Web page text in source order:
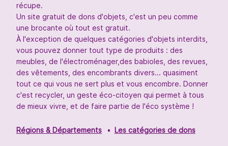
récupe.
Un site gratuit de dons d'objets, c'est un peu comme
une brocante où tout est gratuit.
À l'exception de quelques catégories d'objets interdits,
vous pouvez donner tout type de produits : des
meubles, de l'électroménager,des babioles, des revues,
des vêtements, des encombrants divers... quasiment
tout ce qui vous ne sert plus et vous encombre. Donner
c'est recycler, un geste éco-citoyen qui permet à tous
de mieux vivre, et de faire partie de l'éco système !
Régions & Départements Les catégories de dons